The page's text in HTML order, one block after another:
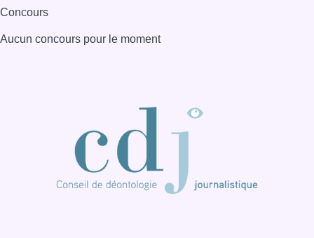
Concours
Aucun concours pour le moment